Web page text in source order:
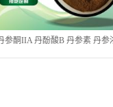
参酮IIA 丹酚酸B 丹参素 丹参